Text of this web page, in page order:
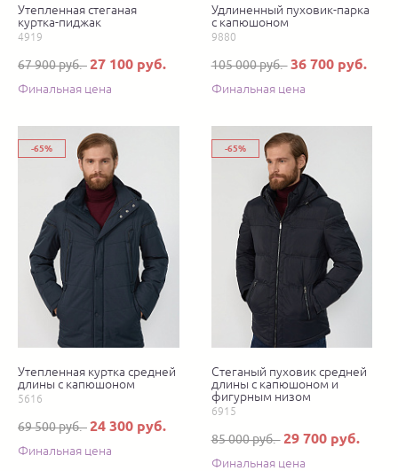
Утепленная стеганая
куртка-пиджак
4919
67 900 руб.27 100 руб.
Финальная цена
Удлиненный пуховик-парка
с капюшоном
9880
105 000 руб. 36 700 руб.
Финальная цена
-65%
Утепленная куртка средней
длины с капюшоном
5616
69 500 руб.24 300 руб.
Финальная цена
-65%
Стеганый пуховик средней
длины с капюшоном и
фигурным низом
6915
85 000 руб. 29 700 руб.
Финальная цена